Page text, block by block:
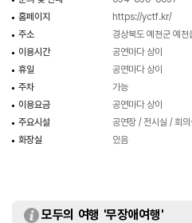
홈페이지
https://yctf.kr/
주소
경상북도 예천군 예
이용시간
공연마다 상이
휴일
공연마다 상이
주차
가능
이용요금
공연마다 상이
주요시설
공연장 / 전시실 / 회
화장실
있음
모두의 여행 '무장애여행'